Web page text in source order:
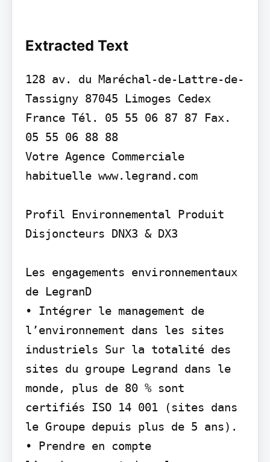
Extracted Text
128 av. du Maréchal-de-Lattre-de-
Tassigny 87045 Limoges Cedex
France Tél. 05 55 06 87 87 Fax.
05 55 06 88 88
Votre Agence Commerciale
habituelle www.legrand.com
Profil Environnemental Produit
Disjoncteurs DNX3 & DX3
Les engagements environnementaux
de LegranD
• Intégrer le management de
l’environnement dans les sites
industriels Sur la totalité des
sites du groupe Legrand dans le
monde, plus de 80 % sont
certifiés ISO 14 001 (sites dans
le Groupe depuis plus de 5 ans).
• Prendre en compte